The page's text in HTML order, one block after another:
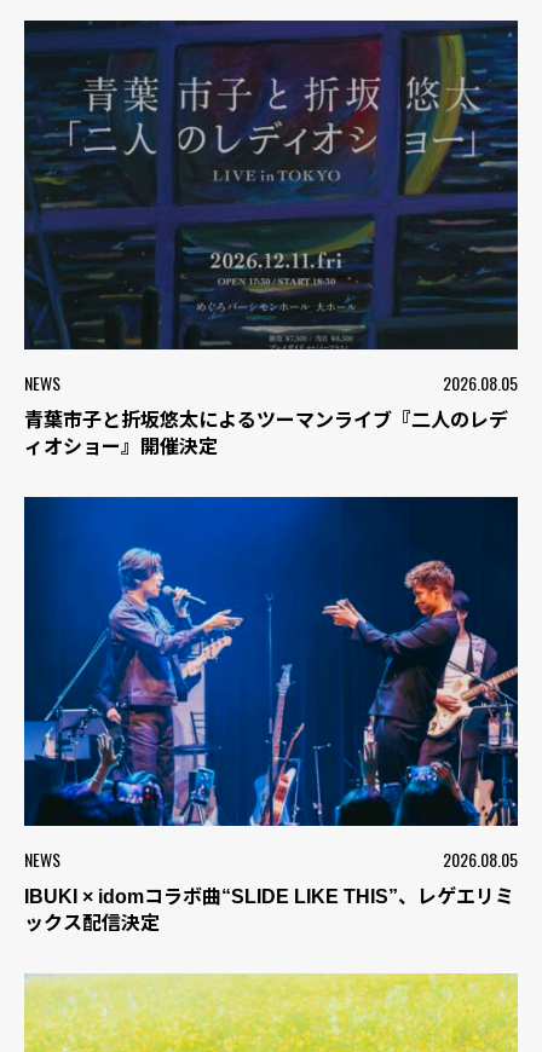
NEWS 2026.08.05
青葉市子と折坂悠太によるツーマンライブ『二人のレデ
ィオショー』開催決定
NEWS 2026.08.05
IBUKI × idomコラボ曲“SLIDE LIKE THIS”、レゲエリミ
ックス配信決定